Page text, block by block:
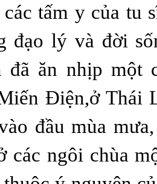
tấm y của tu
đạo lý và đời
đã ăn nhịp một
Ðiện,ở Thái
đầu mùa
các ngôi chùa